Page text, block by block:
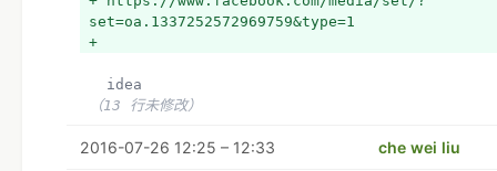
set=oa.1337252572969759&type=1
+
  idea
（13 行未修改）
2016-07-26 12:25 – 12:33 che wei liu